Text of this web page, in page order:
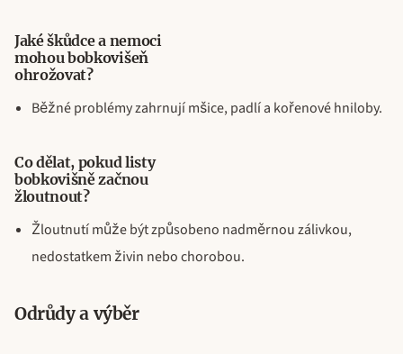
Jaké škůdce a nemoci
mohou bobkovišeň
ohrožovat?
Běžné problémy zahrnují mšice, padlí a kořenové hniloby.
Co dělat, pokud listy
bobkovišně začnou
žloutnout?
Žloutnutí může být způsobeno nadměrnou zálivkou,
nedostatkem živin nebo chorobou.
Odrůdy a výběr